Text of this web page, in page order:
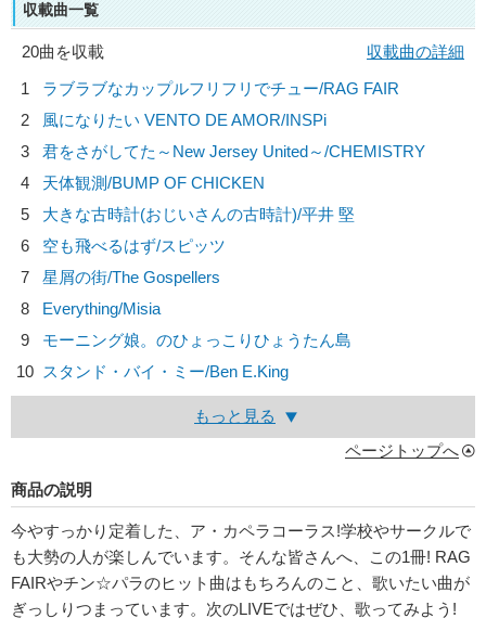
収載曲一覧
20曲を収載
収載曲の詳細
1
ラブラブなカップルフリフリでチュー/RAG FAIR
2
風になりたい VENTO DE AMOR/INSPi
3
君をさがしてた～New Jersey United～/CHEMISTRY
4
天体観測/BUMP OF CHICKEN
5
大きな古時計(おじいさんの古時計)/平井 堅
6
空も飛べるはず/スピッツ
7
星屑の街/The Gospellers
8
Everything/Misia
9
モーニング娘。のひょっこりひょうたん島
10 スタンド・バイ・ミー/Ben E.King
もっと見る
ページトップへ
商品の説明
今やすっかり定着した、ア・カペラコーラス!学校やサークルで
も大勢の人が楽しんでいます。そんな皆さんへ、この1冊! RAG
FAIRやチン☆パラのヒット曲はもちろんのこと、歌いたい曲が
ぎっしりつまっています。次のLIVEではぜひ、歌ってみよう!